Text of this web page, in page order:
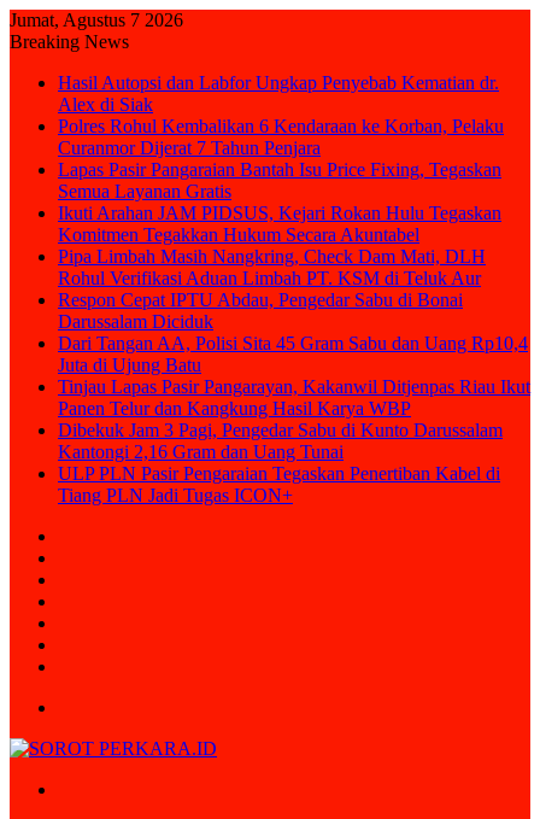
Jumat, Agustus 7 2026
Breaking News
Hasil Autopsi dan Labfor Ungkap Penyebab Kematian dr.
Alex di Siak
Polres Rohul Kembalikan 6 Kendaraan ke Korban, Pelaku
Curanmor Dijerat 7 Tahun Penjara
Lapas Pasir Pangaraian Bantah Isu Price Fixing, Tegaskan
Semua Layanan Gratis
Ikuti Arahan JAM PIDSUS, Kejari Rokan Hulu Tegaskan
Komitmen Tegakkan Hukum Secara Akuntabel
Pipa Limbah Masih Nangkring, Check Dam Mati, DLH
Rohul Verifikasi Aduan Limbah PT. KSM di Teluk Aur
Respon Cepat IPTU Abdau, Pengedar Sabu di Bonai
Darussalam Diciduk
Dari Tangan AA, Polisi Sita 45 Gram Sabu dan Uang Rp10,4
Juta di Ujung Batu
Tinjau Lapas Pasir Pangarayan, Kakanwil Ditjenpas Riau Ikut
Panen Telur dan Kangkung Hasil Karya WBP
Dibekuk Jam 3 Pagi, Pengedar Sabu di Kunto Darussalam
Kantongi 2,16 Gram dan Uang Tunai
ULP PLN Pasir Pengaraian Tegaskan Penertiban Kabel di
Tiang PLN Jadi Tugas ICON+